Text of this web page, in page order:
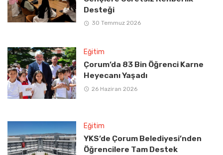
Desteği
30 Temmuz 2026
Eğitim
Çorum’da 83 Bin Öğrenci Karne
Heyecanı Yaşadı
26 Haziran 2026
Eğitim
YKS’de Çorum Belediyesi’nden
Öğrencilere Tam Destek